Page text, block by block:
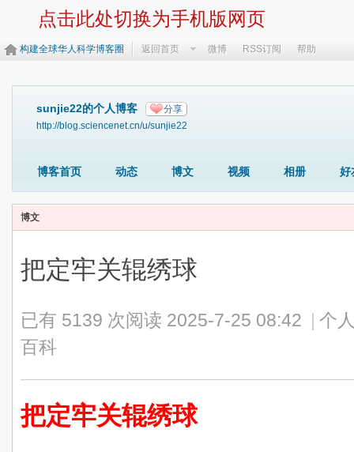
点击此处切换为手机版网页
构建全球华人科学博客圈 返回首页 微博 RSS订阅 帮助
sunjie22的个人博客 分享
http://blog.sciencenet.cn/u/sunjie22
博客首页 动态 博文 视频 相册 好
博文
把定牢关辊绣球
已有 5139 次阅读 2025-7-25 08:42
个
百科
把定牢关辊绣球